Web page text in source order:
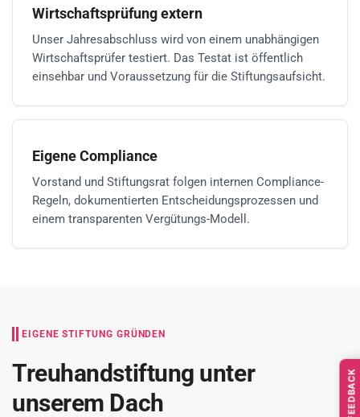
Wirtschaftsprüfung extern
Unser Jahresabschluss wird von einem unabhängigen
Wirtschaftsprüfer testiert. Das Testat ist öffentlich
einsehbar und Voraussetzung für die Stiftungsaufsicht.
Eigene Compliance
Vorstand und Stiftungsrat folgen internen Compliance-
Regeln, dokumentierten Entscheidungsprozessen und
einem transparenten Vergütungs-Modell.
EIGENE STIFTUNG GRÜNDEN
Treuhandstiftung unter
unserem Dach
FEEDBACK